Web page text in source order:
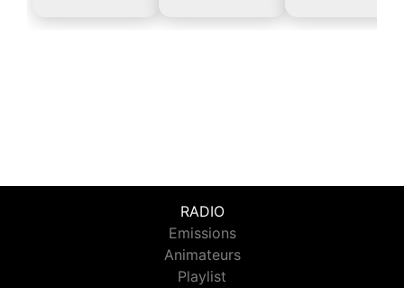
RADIO
Emissions
Animateurs
Playlist